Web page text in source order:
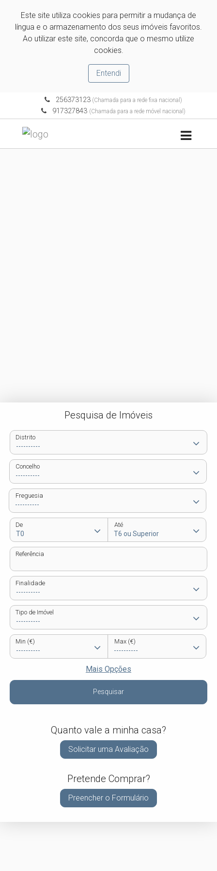
Este site utiliza cookies para permitir a mudança de
língua e o armazenamento dos seus imóveis favoritos.
Ao utilizar este site, concorda que o mesmo utilize
cookies.
Entendi
256373123(Chamada para a rede fixa nacional)
917327843 (Chamada para a rede móvel nacional)
Pesquisa de Imóveis
Distrito
Concelho
Freguesia
De Até
Referência
Finalidade
Tipo de Imóvel
Min (€) Max (€)
Mais Opções
Pesquisar
Quanto vale a minha casa?
Solicitar uma Avaliação
Pretende Comprar?
Preencher o Formulário